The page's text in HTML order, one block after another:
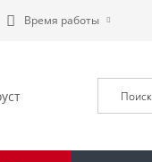
Время работы